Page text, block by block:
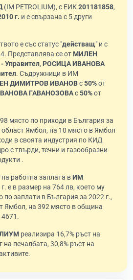
(IM PETROLIUM), с ЕИК201181858,
г. и е свързана с 5 други
е със статус "действащ" и с
Представлява се от МИЛЕН
, РОСИЦА ИВАНОВА
. Съдружници в ИМ
ДИМИТРОВ ИВАНОВс50%от
ГАВАНОЗОВАс50%от
място по приходи в България за
област Ямбол, на 10 място в Ямбол
в своята индустрия по КИД
с твърди, течни и газообразни
.
работна заплата вИМ
е в размер на 764 лв, което му
заплати в България за 2022 г.,
Ямбол, на 392 място в община
реализира 16,7% ръст на
на печалбата, 30,8% ръст на